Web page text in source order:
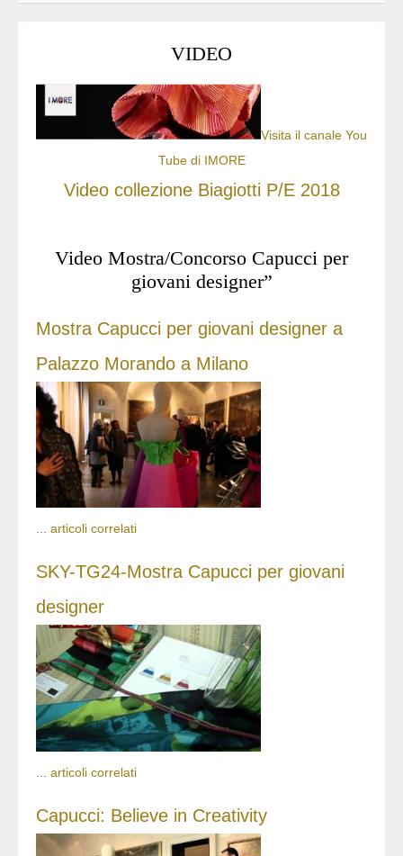
VIDEO
Visita il canale You
Tube di IMORE
Video collezione Biagiotti P/E 2018
Video Mostra/Concorso Capucci per
giovani designer”
Mostra Capucci per giovani designer a
Palazzo Morando a Milano
... articoli correlati
SKY-TG24-Mostra Capucci per giovani
designer
articoli correlati
Capucci: Believe in Creativity